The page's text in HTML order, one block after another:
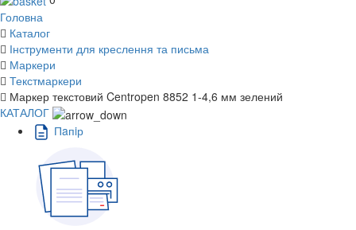
Головна
Каталог
Інструменти для креслення та письма
Маркери
Текстмаркери
Маркер текстовий Centropen 8852 1-4,6 мм зелений
КАТАЛОГ
Пaпiр